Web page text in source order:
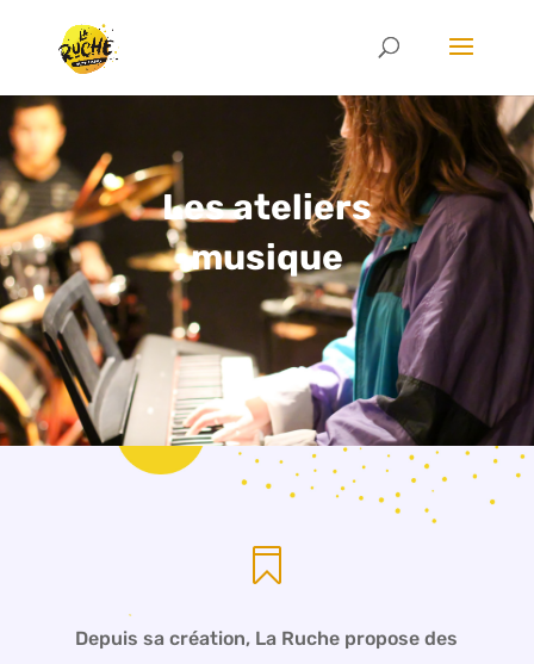
Les ateliers
musique

Depuis sa création, La Ruche propose des